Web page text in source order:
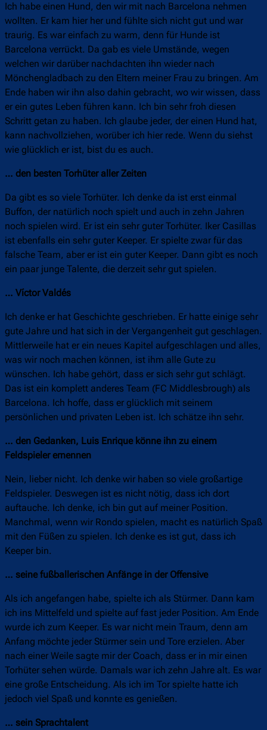
Ich habe einen Hund, den wir mit nach Barcelona nehmen
wollten. Er kam hier her und fühlte sich nicht gut und war
traurig. Es war einfach zu warm, denn für Hunde ist
Barcelona verrückt. Da gab es viele Umstände, wegen
welchen wir darüber nachdachten ihn wieder nach
Mönchengladbach zu den Eltern meiner Frau zu bringen. Am
Ende haben wir ihn also dahin gebracht, wo wir wissen, dass
er ein gutes Leben führen kann. Ich bin sehr froh diesen
Schritt getan zu haben. Ich glaube jeder, der einen Hund hat,
kann nachvollziehen, worüber ich hier rede. Wenn du siehst
wie glücklich er ist, bist du es auch.
… den besten Torhüter aller Zeiten
Da gibt es so viele Torhüter. Ich denke da ist erst einmal
Buffon, der natürlich noch spielt und auch in zehn Jahren
noch spielen wird. Er ist ein sehr guter Torhüter. Iker Casillas
ist ebenfalls ein sehr guter Keeper. Er spielte zwar für das
falsche Team, aber er ist ein guter Keeper. Dann gibt es noch
ein paar junge Talente, die derzeit sehr gut spielen.
… Víctor Valdés
Ich denke er hat Geschichte geschrieben. Er hatte einige sehr
gute Jahre und hat sich in der Vergangenheit gut geschlagen.
Mittlerweile hat er ein neues Kapitel aufgeschlagen und alles,
was wir noch machen können, ist ihm alle Gute zu
wünschen. Ich habe gehört, dass er sich sehr gut schlägt.
Das ist ein komplett anderes Team (FC Middlesbrough) als
Barcelona. Ich hoffe, dass er glücklich mit seinem
persönlichen und privaten Leben ist. Ich schätze ihn sehr.
… den Gedanken, Luis Enrique könne ihn zu einem
Feldspieler ernennen
Nein, lieber nicht. Ich denke wir haben so viele großartige
Feldspieler. Deswegen ist es nicht nötig, dass ich dort
auftauche. Ich denke, ich bin gut auf meiner Position.
Manchmal, wenn wir Rondo spielen, macht es natürlich Spaß
mit den Füßen zu spielen. Ich denke es ist gut, dass ich
Keeper bin.
… seine fußballerischen Anfänge in der Offensive
Als ich angefangen habe, spielte ich als Stürmer. Dann kam
ich ins Mittelfeld und spielte auf fast jeder Position. Am Ende
wurde ich zum Keeper. Es war nicht mein Traum, denn am
Anfang möchte jeder Stürmer sein und Tore erzielen. Aber
nach einer Weile sagte mir der Coach, dass er in mir einen
Torhüter sehen würde. Damals war ich zehn Jahre alt. Es war
eine große Entscheidung. Als ich im Tor spielte hatte ich
jedoch viel Spaß und konnte es genießen.
… sein Sprachtalent